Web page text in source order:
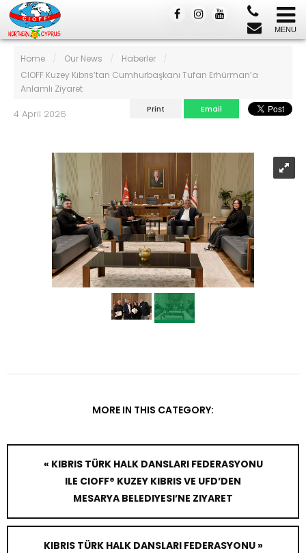
Home / Our News / Haberler
/
CIOFF Kuzey Kıbrıs’tan Cumhurbaşkanı Tufan Erhürman’a
Anlamlı Ziyaret
4 April 2026 Print Email
MORE IN THIS CATEGORY:
« KIBRIS TÜRK HALK DANSLARI FEDERASYONU
ILE CIOFF® KUZEY KIBRIS VE UFD’DEN
MESARYA BELEDIYESI’NE ZIYARET
KIBRIS TÜRK HALK DANSLARI FEDERASYONU »